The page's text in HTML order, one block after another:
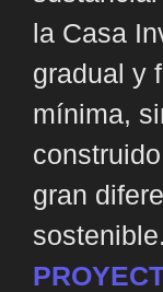
la Casa
gradual y
mínima,
gran
sostenible.